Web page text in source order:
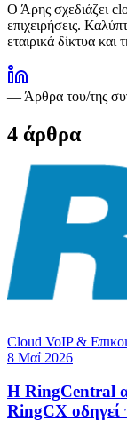
Ο Άρης σχεδιάζει
επιχειρήσεις.
εταιρικά δίκτυα
— Άρθρα του/της
4 άρθρα
Cloud VoIP &
8 Μαΐ 2026
Η RingCentral
RingCX οδηγεί